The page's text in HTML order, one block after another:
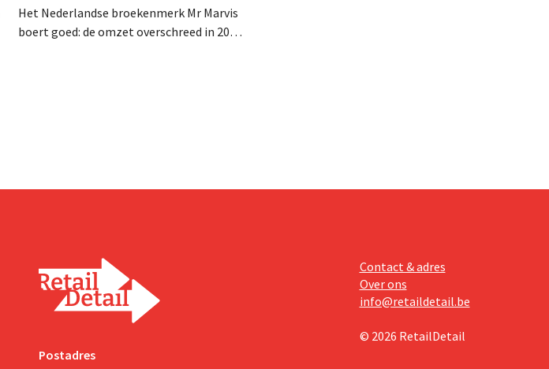
Het Nederlandse broekenmerk Mr Marvis
boert goed: de omzet overschreed in 2025
Postadres
Contact & adres
Over ons
info@retaildetail.be
© 2026 RetailDetail